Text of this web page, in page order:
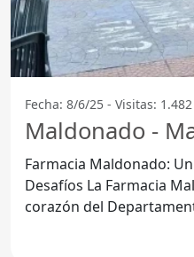
Fecha: 8/6/25 - Visitas: 1.482
Maldonado -
Farmacia Maldonado:
Desafíos La Farmacia Maldonado, situada en el
corazón del